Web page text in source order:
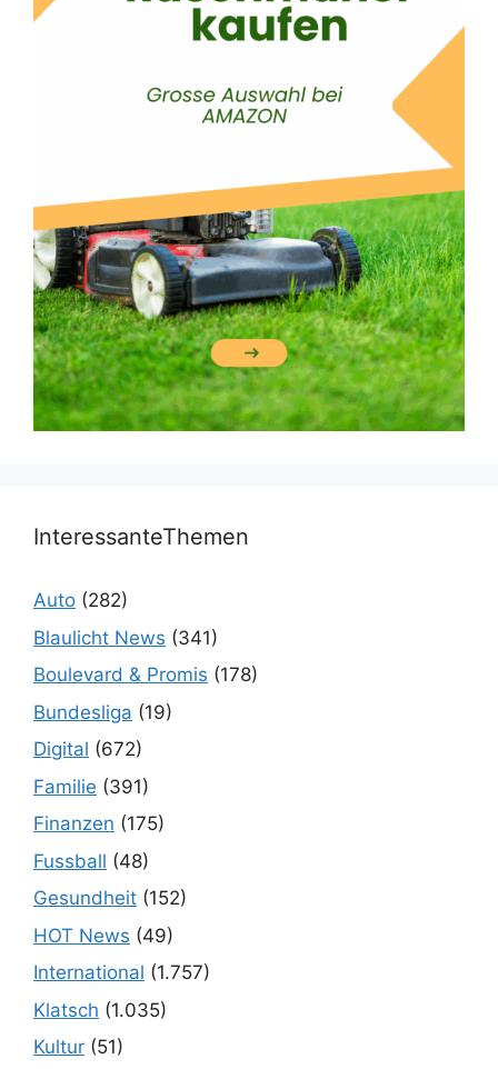
InteressanteThemen
Auto (282)
Blaulicht News (341)
Boulevard & Promis (178)
Bundesliga (19)
Digital (672)
Familie (391)
Finanzen (175)
Fussball (48)
Gesundheit (152)
HOT News (49)
International (1.757)
Klatsch (1.035)
Kultur (51)